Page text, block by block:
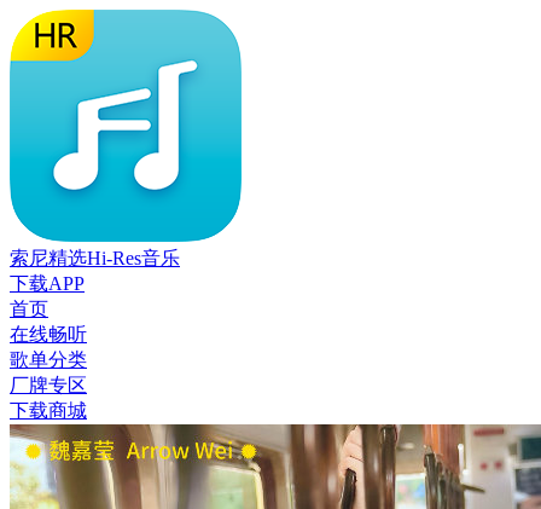
索尼精选Hi-Res音乐
下载APP
首页
在线畅听
歌单分类
厂牌专区
下载商城